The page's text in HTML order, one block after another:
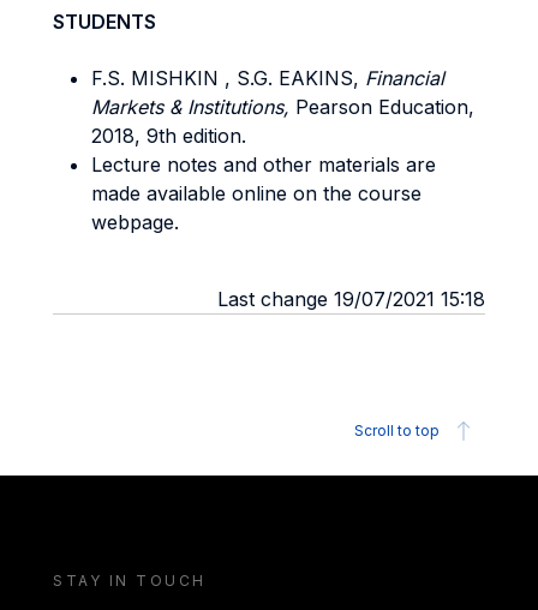
STUDENTS
F.S. MISHKIN , S.G. EAKINS, Financial
Markets & Institutions, Pearson Education,
2018, 9th edition.
Lecture notes and other materials are
made available online on the course
webpage.
Last change 19/07/2021 15:18
Scroll to top
STAY IN TOUCH